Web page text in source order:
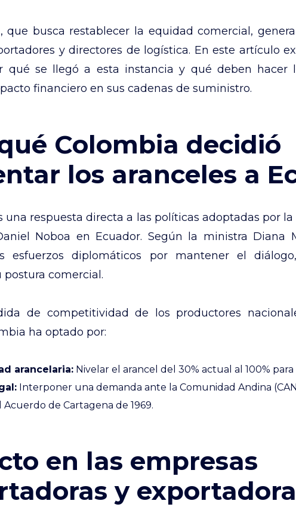
que busca restablecer la equidad comercial,
y directores de logística. En este artículo
qué se llegó a esta instancia y qué deben hacer
financiero en sus cadenas de suministro.
Colombia decidió
los aranceles a
una respuesta directa a las políticas adoptadas por
Noboa en Ecuador. Según la ministra Diana
esfuerzos diplomáticos por mantener el
postura comercial.
de competitividad de los productores
ha optado por:
arancelaria: Nivelar el arancel del 30% actual al 100%
Interponer una demanda ante la Comunidad Andina
Acuerdo de Cartagena de 1969.
en las empresas
y